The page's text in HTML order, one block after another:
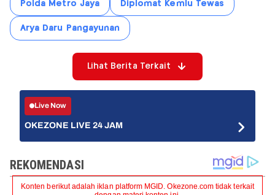
Polda Metro Jaya Diplomat Kemlu Tewas
Arya Daru Pangayunan
Lihat Berita Terkait
Live Now
OKEZONE LIVE 24 JAM